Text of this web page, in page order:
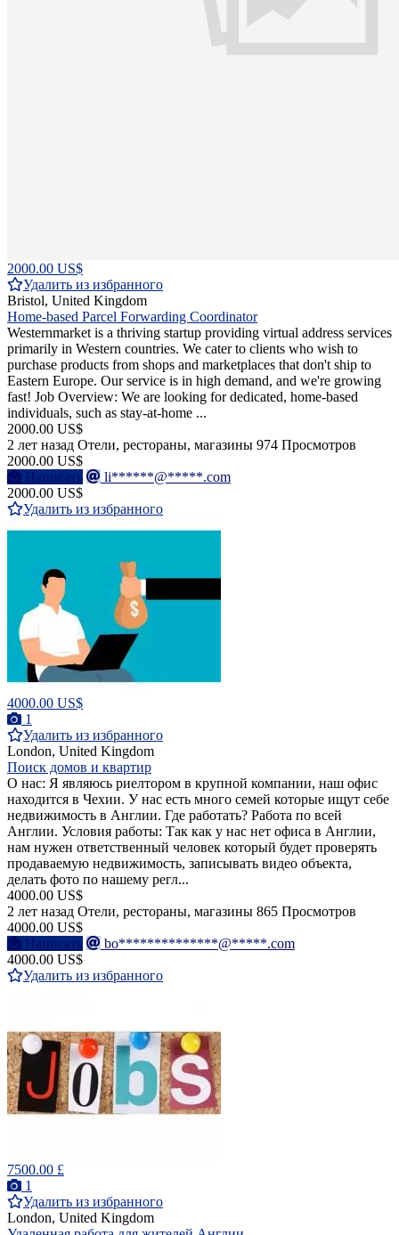
2000.00 US$
Удалить из избранного
Bristol, United Kingdom
Home-based Parcel Forwarding Coordinator
Westernmarket is a thriving startup providing virtual address services
primarily in Western countries. We cater to clients who wish to
purchase products from shops and marketplaces that don't ship to
Eastern Europe. Our service is in high demand, and we're growing
fast! Job Overview: We are looking for dedicated, home-based
individuals, such as stay-at-home ...
2000.00 US$
2 лет назад Отели, рестораны, магазины 974 Просмотров
2000.00 US$
Написать
li******@*****.com
2000.00 US$
Удалить из избранного
4000.00 US$
1
Удалить из избранного
London, United Kingdom
Поиск домов и квартир
О нас: Я являюсь риелтором в крупной компании, наш офис
находится в Чехии. У нас есть много семей которые ищут себе
недвижимость в Англии. Где работать? Работа по всей
Англии. Условия работы: Так как у нас нет офиса в Англии,
нам нужен ответственный человек который будет проверять
продаваемую недвижимость, записывать видео объекта,
делать фото по нашему регл...
4000.00 US$
2 лет назад Отели, рестораны, магазины 865 Просмотров
4000.00 US$
Написать
bo**************@*****.com
4000.00 US$
Удалить из избранного
7500.00 £
1
Удалить из избранного
London, United Kingdom